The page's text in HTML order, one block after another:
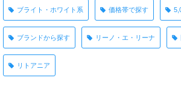
ブライト・ホワイト系 価格帯で探す
ブランドから探す リーノ・エ・リーナ
リトアニア